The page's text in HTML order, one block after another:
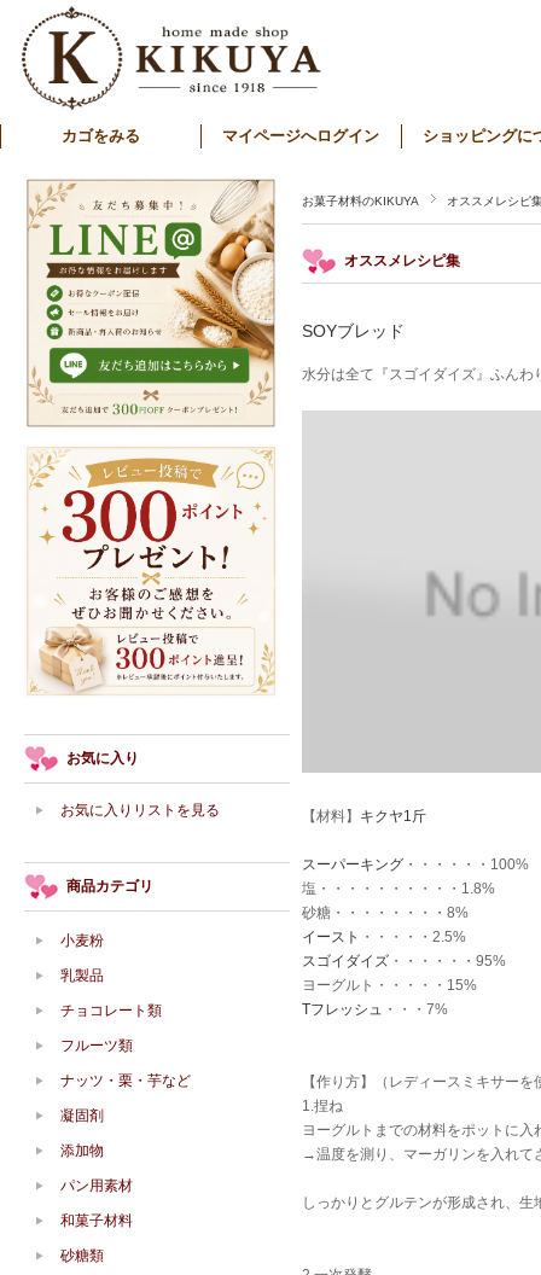
カゴをみる マイページへログイン ショッピングに
お菓子材料のKIKUYA オススメレシピ
オススメレシピ集
SOYブレッド
水分は全て『スゴイダイズ』ふん
【材料】 キクヤ1斤
スーパーキング ・・・・・・100%
塩・・・・・・・・・・1.8%
砂糖・・・・・・・・8%
イースト ・・・・・2.5%
スゴイダイズ ・・・・・・95%
ヨーグルト・・・・・15%
Tフレッシュ ・・・7%
【作り方】（レディースミキサーを
1.捏ね
ヨーグルトまでの材料をポットに入
→温度を測り、マーガリンを入れて
しっかりとグルテンが形成され、
お気に入り
お気に入りリストを見る
商品カテゴリ
小麦粉
乳製品
チョコレート類
フルーツ類
ナッツ・栗・芋など
凝固剤
添加物
パン用素材
和菓子材料
砂糖類